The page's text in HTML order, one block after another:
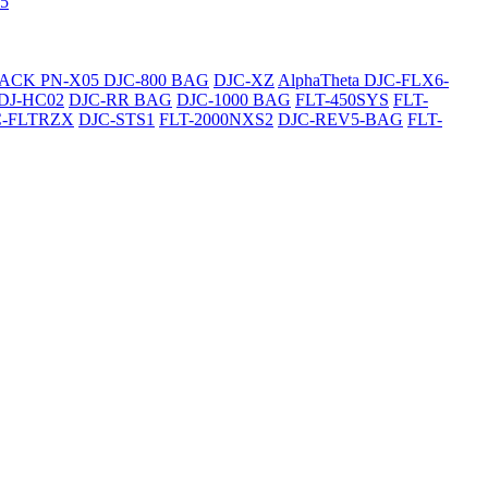
PN-X05 DJC-800 BAG DJC-XZ AlphaTheta DJC-FLX6-
HC02 DJC-RR BAG DJC-1000 BAG FLT-450SYS FLT-
FLTRZX DJC-STS1 FLT-2000NXS2 DJC-REV5-BAG FLT-